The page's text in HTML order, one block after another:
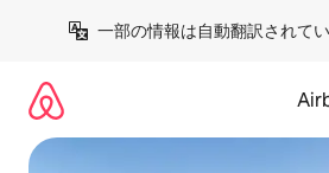
一部の情報は自動翻訳されてい